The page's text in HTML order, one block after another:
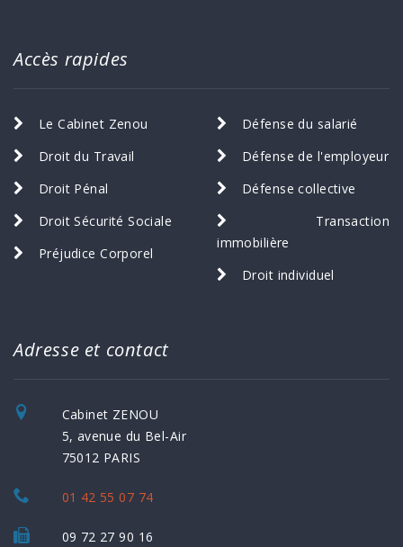
Accès rapides
Le Cabinet Zenou
Droit du Travail
Droit Pénal
Droit Sécurité Sociale
Préjudice Corporel
Défense du salarié
Défense de l'employeur
Défense collective
Transaction
immobilière
Droit individuel
Adresse et contact
Cabinet ZENOU
5, avenue du Bel-Air
75012 PARIS
01 42 55 07 74
09 72 27 90 16